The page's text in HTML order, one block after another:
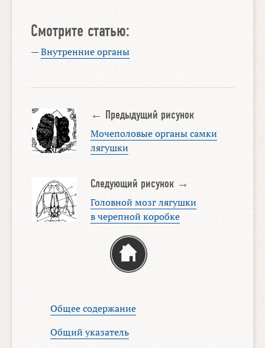
Смотрите статью:
—Внутренние органы
← Предыдущий рисунок
Мочеполовые органы самки
лягушки
Следующий рисунок →
Головной мозг лягушки
в черепной коробке
Общее содержание
Общий указатель